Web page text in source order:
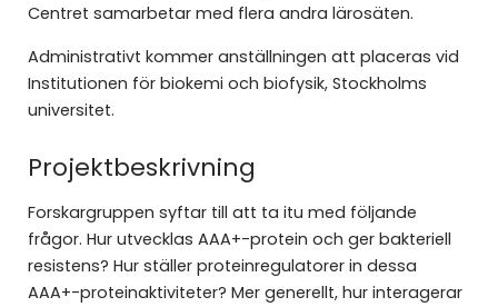
Centret samarbetar med flera andra lärosäten.
Administrativt kommer anställningen att placeras vid
Institutionen för biokemi och biofysik, Stockholms
universitet.
Projektbeskrivning
Forskargruppen syftar till att ta itu med följande
frågor. Hur utvecklas AAA+-protein och ger bakteriell
resistens? Hur ställer proteinregulatorer in dessa
AAA+-proteinaktiviteter? Mer generellt, hur interagerar